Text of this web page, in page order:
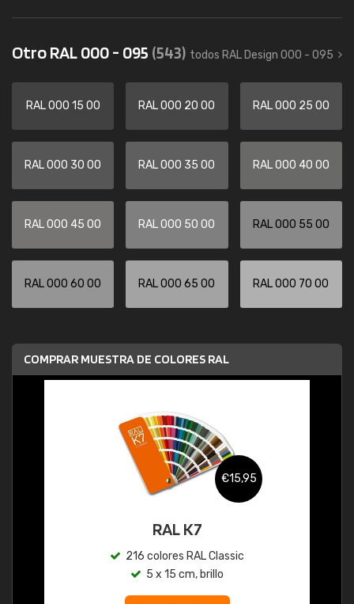
Otro RAL 000 - 095 (543) todos RAL Design 000 - 095
RAL 000 15 00 RAL 000 20 00 RAL 000 25 00
RAL 000 30 00 RAL 000 35 00 RAL 000 40 00
RAL 000 45 00 RAL 000 50 00 RAL 000 55 00
RAL 000 60 00 RAL 000 65 00 RAL 000 70 00
COMPRAR MUESTRA DE COLORES RAL
€15,95
RAL K7
216 colores RAL Classic
5 x 15 cm, brillo